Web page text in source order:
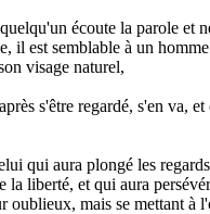
écoute la parole et
il est semblable à un
visage naturel,
s'être regardé, s'en va,
qui aura plongé les
la liberté, et qui aura
oublieux, mais se mettant à